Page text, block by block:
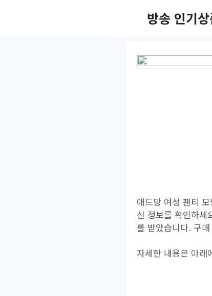
방송 인기
애드망 여성 팬티
신 정보를 확인하세
를 받았습니다. 구
자세한 내용은 아래